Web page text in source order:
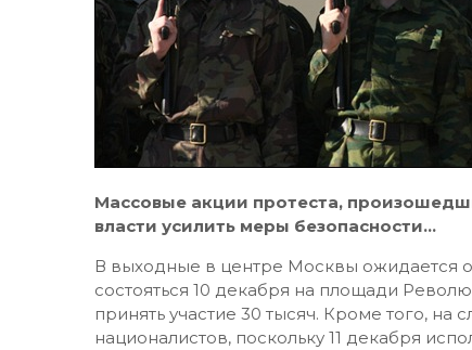
Массовые акции протеста,
власти усилить меры безопасности…
В выходные в центре Москвы ожидается
состояться 10 декабря на площади
принять участие 30 тысяч. Кроме того,
националистов, поскольку 11 декабря